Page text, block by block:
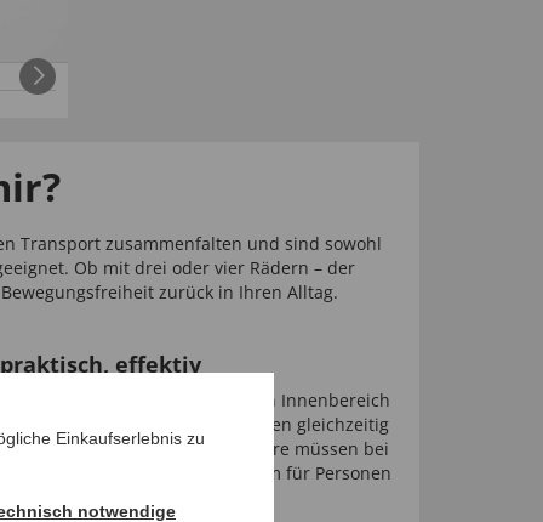
Transport zusammenfalten und sind sowohl
Ob mit drei oder vier Rädern – der
zurück in Ihren Alltag.
effektiv
sind besonders für den Innenbereich
da sie mit beiden Händen gleichzeitig
verfügen über Rollen, andere müssen bei
werden. Sie eignen sich vor allem für Personen
Einkaufserlebnis zu
notwendige